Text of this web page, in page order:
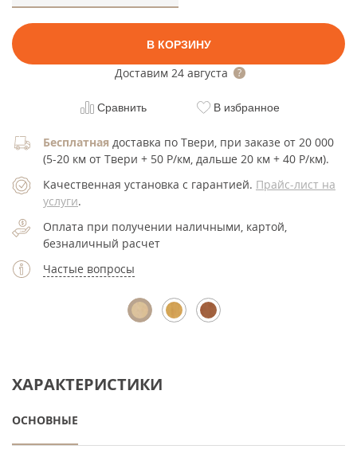
В КОРЗИНУ
Доставим 24 августа
Сравнить В избранное
Бесплатная доставка по Твери, при заказе от 20 000
(5-20 км от Твери + 50 Р/км, дальше 20 км + 40 Р/км).
Качественная установка с гарантией. Прайс-лист на
услуги.
Оплата при получении наличными, картой,
безналичный расчет
Частые вопросы
ХАРАКТЕРИСТИКИ
ОСНОВНЫЕ